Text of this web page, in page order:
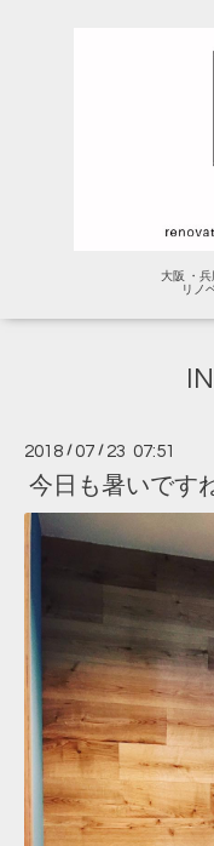
大阪 ・
リノベ
2018 /07 / 23 07:51
今日も暑いです